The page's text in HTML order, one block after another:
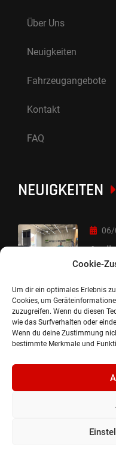
Cookie-
Um dir ein optimales Erlebnis
Cookies, um
zuzugreifen. Wenn du diesen
wie das Surfverhalten oder
Wenn du deine Zustimmung
bestimmte Merkmale und
Über Uns
Neuigkeiten
Fahrzeugangebote
Kontakt
FAQ
NEUIGKEITEN
05/
©2024, Gepflanzt
Alle Rechte